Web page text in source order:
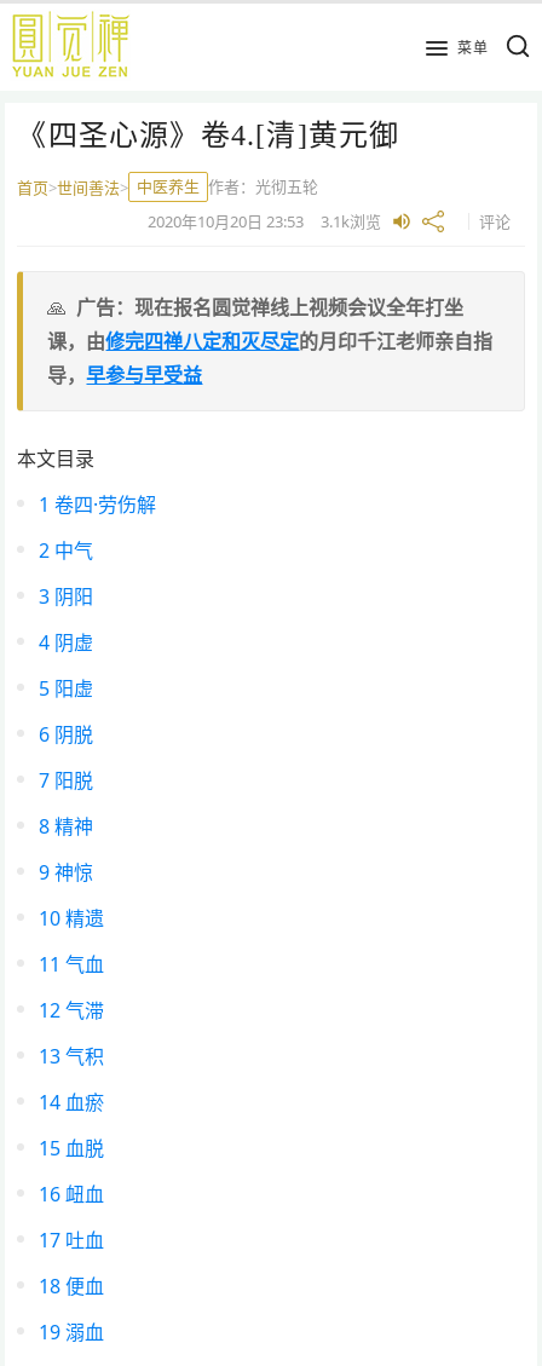
跳
主
菜单
《四圣心源》卷4.[清]黄元御
首页>世间善法> 中医养生 作者：光彻五轮
2020年10月20日 23:53 3.1k浏览 评论
广告：现在报名圆觉禅线上视频会议全年打坐
课，由修完四禅八定和灭尽定的月印千江老师亲自指
导，早参与早受益
本文目录
1 卷四·劳伤解
2 中气
3 阴阳
4 阴虚
5 阳虚
6 阴脱
7 阳脱
8精神
9神惊
10精遗
11 气血
12气滞
13气积
14 血瘀
15 血脱
16衄血
17 吐血
18便血
19溺血